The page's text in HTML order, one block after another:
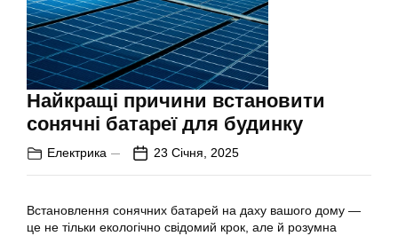
Найкращі причини встановити
сонячні батареї для будинку
Електрика 23 Січня, 2025
Встановлення сонячних батарей на даху вашого дому —
це не тільки екологічно свідомий крок, але й розумна